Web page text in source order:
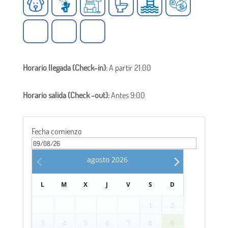
Horario llegada (Check-in):A partir 21:00
Horario salida (Check -out):Antes 9:00
Fecha comienzo
agosto 2026
L M X J V S D
1
2
3
4 5 6 7 8
9